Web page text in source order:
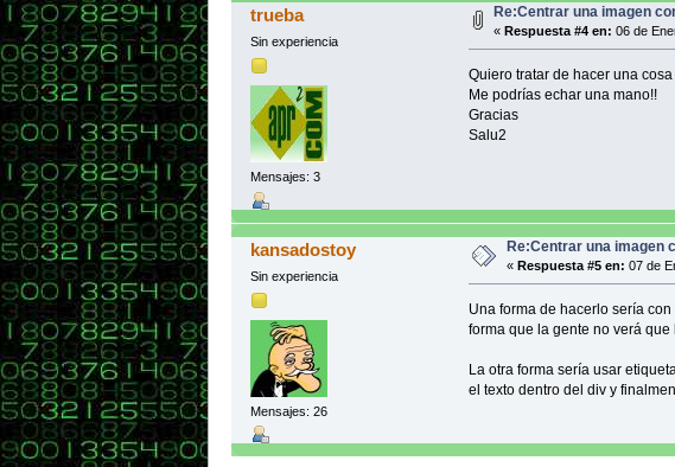
trueba
Sin experiencia
Mensajes: 3
Re:Centrar una imagen
« Respuesta #4 en: 06 de
Quiero tratar de hacer una
Me podrías echar una mano!!
Gracias
Salu2
kansadostoy
Sin experiencia
Mensajes: 26
Re:Centrar una imagen
« Respuesta #5 en: 07 de
Una forma de hacerlo sería
forma que la gente no verá que
La otra forma sería usar
el texto dentro del div y